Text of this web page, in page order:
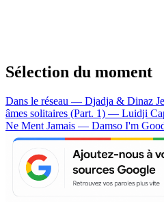
Sélection du moment
Dans le réseau — Djadja & Dinaz
âmes solitaires (Part. 1) — Luidji
Ne Ment Jamais — Damso I'm